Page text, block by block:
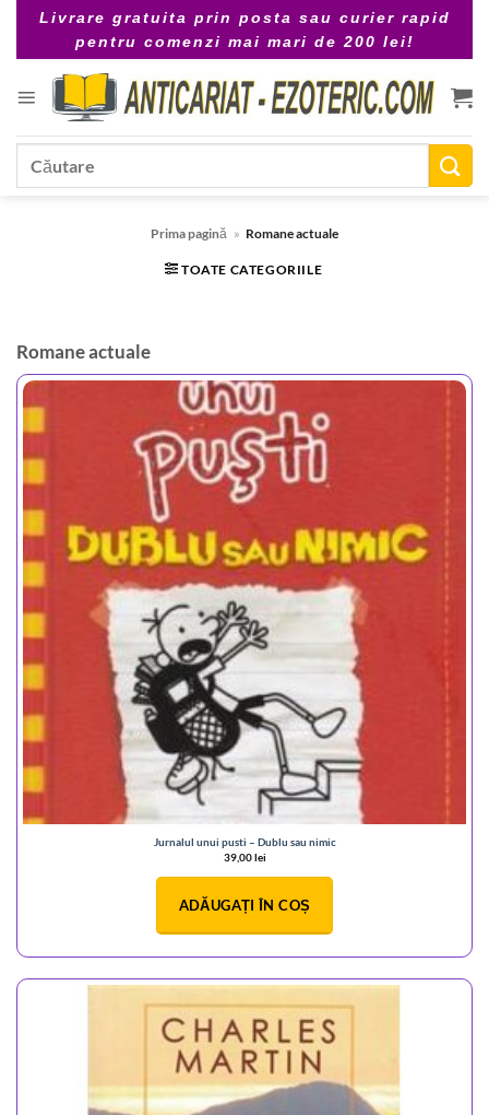
Livrare gratuita prin posta sau curier rapid
pentru comenzi mai mari de 200 lei!
Caută
Prima pagină » Romane actuale
TOATE CATEGORIILE
Romane actuale
Jurnalul unui pusti – Dublu sau nimic
39,00lei
ADĂUGAȚI ÎN COȘ